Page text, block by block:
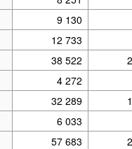
9 130
12 733
38 522
4 272
32 289
6 033
57 683